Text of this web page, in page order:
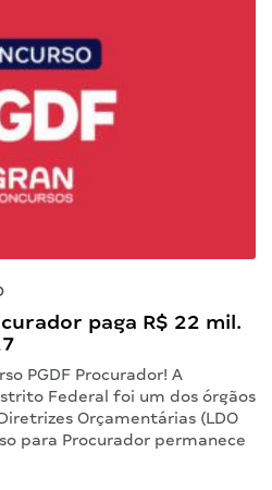
paga R$ 22 mil.
PGDF Procurador! A
Federal foi um dos órgãos
Orçamentárias (LDO
para Procurador permanece